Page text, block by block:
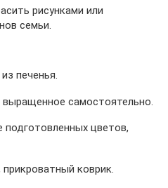
рисунками или
семьи.
печенья.
выращенное самостоятельно.
подготовленных цветов,
коврик.